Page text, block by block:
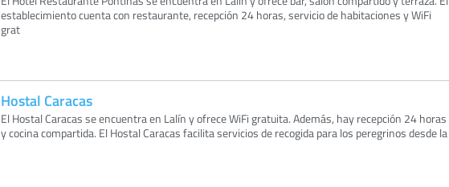
establecimiento cuenta con restaurante, recepción 24 horas, servicio de habitaciones y WiFi
grat
Hostal Caracas
El Hostal Caracas se encuentra en Lalín y ofrece WiFi gratuita. Además, hay recepción 24 horas
y cocina compartida. El Hostal Caracas facilita servicios de recogida para los peregrinos desde la